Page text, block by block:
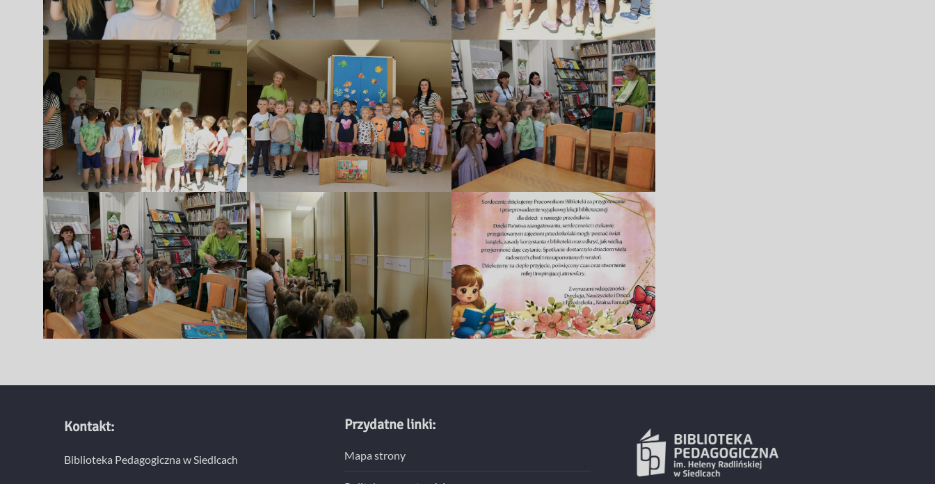
Kontakt:
Biblioteka Pedagogiczna w Siedlcach
Przydatne linki:
Mapa strony